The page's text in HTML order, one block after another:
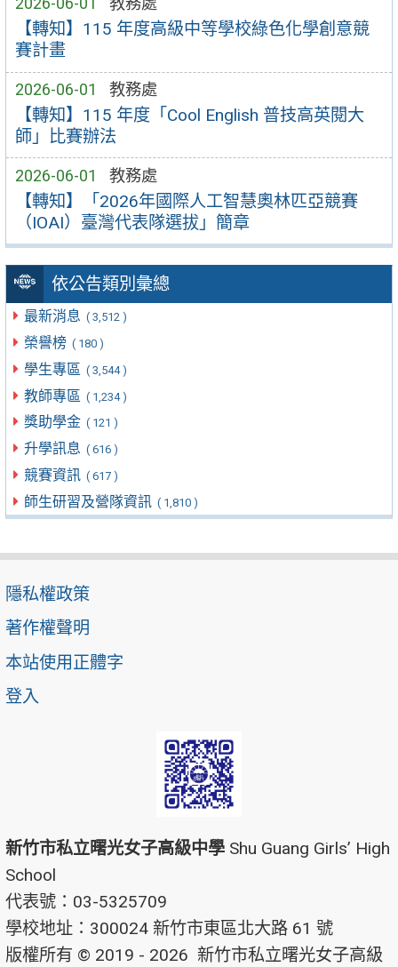
【轉知】115 年度高級中等學校綠色化學創意競
賽計畫
2026-06-01 教務處
【轉知】115 年度「Cool English 普技高英閱大
師」比賽辦法
2026-06-01 教務處
【轉知】「2026年國際人工智慧奧林匹亞競賽
（IOAI）臺灣代表隊選拔」簡章
依公告類別彙總
最新消息 ( 3,512 )
榮譽榜 ( 180 )
學生專區 ( 3,544 )
教師專區 ( 1,234 )
獎助學金 ( 121 )
升學訊息 ( 616 )
競賽資訊 ( 617 )
師生研習及營隊資訊 ( 1,810 )
隱私權政策
著作權聲明
本站使用正體字
登入
新竹市私立曙光女子高級中學 Shu Guang Girls’ High
School
代表號：03-5325709
學校地址：300024 新竹市東區北大路 61 號
版權所有 © 2019 - 2026 新竹市私立曙光女子高級